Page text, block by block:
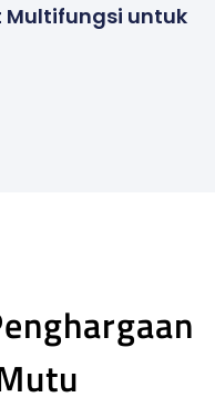
Multifungsi untuk